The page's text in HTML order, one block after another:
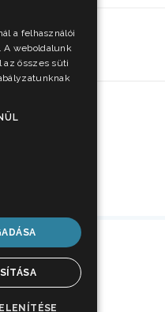
2021
a felhasználói
A weboldalunk
az összes süti